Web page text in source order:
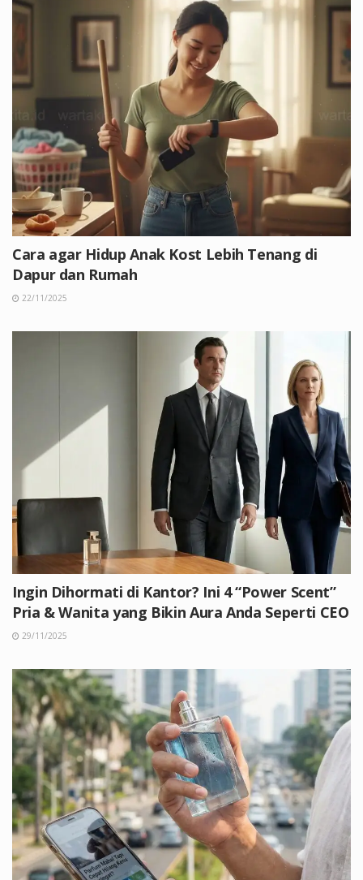
Cara agar Hidup Anak Kost Lebih Tenang di
Dapur dan Rumah
22/11/2025
Ingin Dihormati di Kantor? Ini 4 “Power Scent”
Pria & Wanita yang Bikin Aura Anda Seperti CEO
29/11/2025